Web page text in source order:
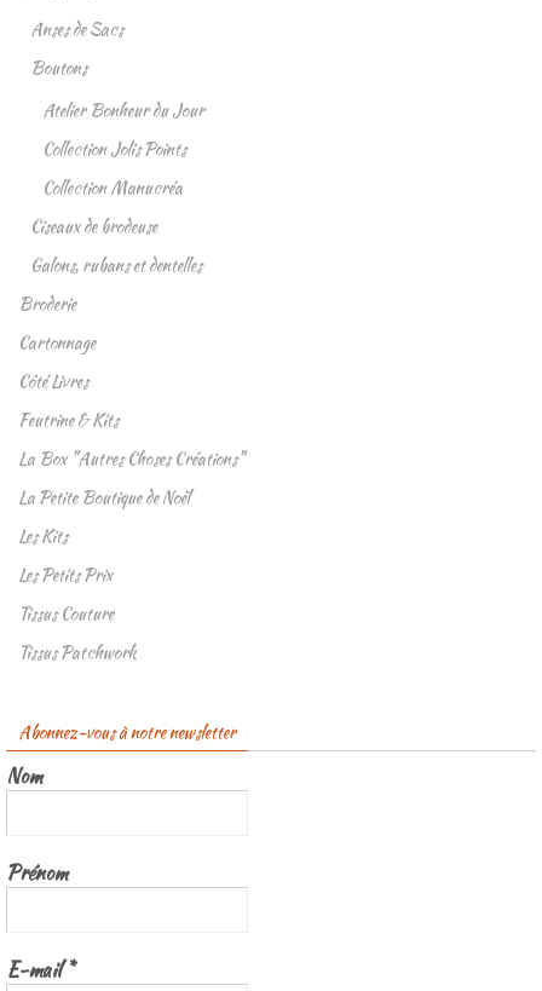
Anses de Sacs
Boutons
Atelier Bonheur du Jour
Collection Jolis Points
Collection Manucréa
Ciseaux de brodeuse
Galons, rubans et dentelles
Broderie
Cartonnage
Côté Livres
Feutrine & Kits
La Box "Autres Choses Créations"
La Petite Boutique de Noël
Les Kits
Les Petits Prix
Tissus Couture
Tissus Patchwork
Abonnez-vous à notre newsletter
Nom
Prénom
E-mail*